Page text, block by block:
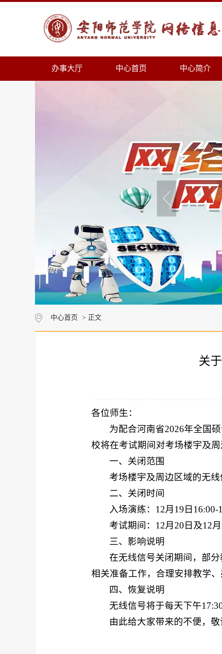
办事大厅 中心首页 中心简介
中心首页 > 正文
关
各位师生：
为配合河南省2026年全国
校将在考试期间对考场楼宇及
一、关闭范围
考场楼宇及周边区域的无线
二、关闭时间
入场演练： 12月19日16:00-
考试期间：12月20日及12
三、影响说明
在无线信号关闭期间，部
相关准备工作，合理安排教学、
四、恢复说明
无线信号将于每天下午
由此给大家带来的不便，